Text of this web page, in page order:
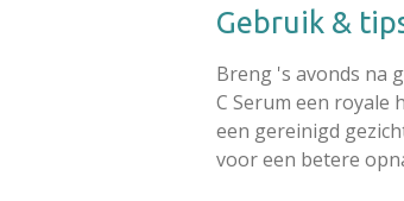
Gebruik &
Breng 's avonds na
C Serum een royale
een gereinigd
voor een betere